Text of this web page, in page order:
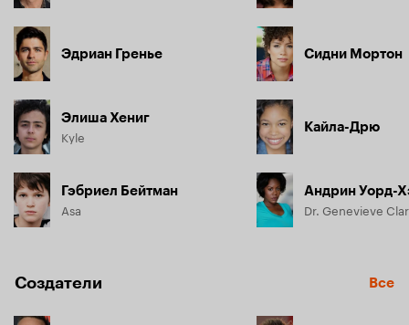
Эдриан Гренье
Элиша Хениг
Kyle
Гэбриел Бейтман
Asa
Сидни Мортон
Кайла-Дрю
Андрин Уорд-
Dr. Genevieve
Создатели Все